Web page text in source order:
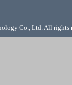
Co., Ltd. All rights